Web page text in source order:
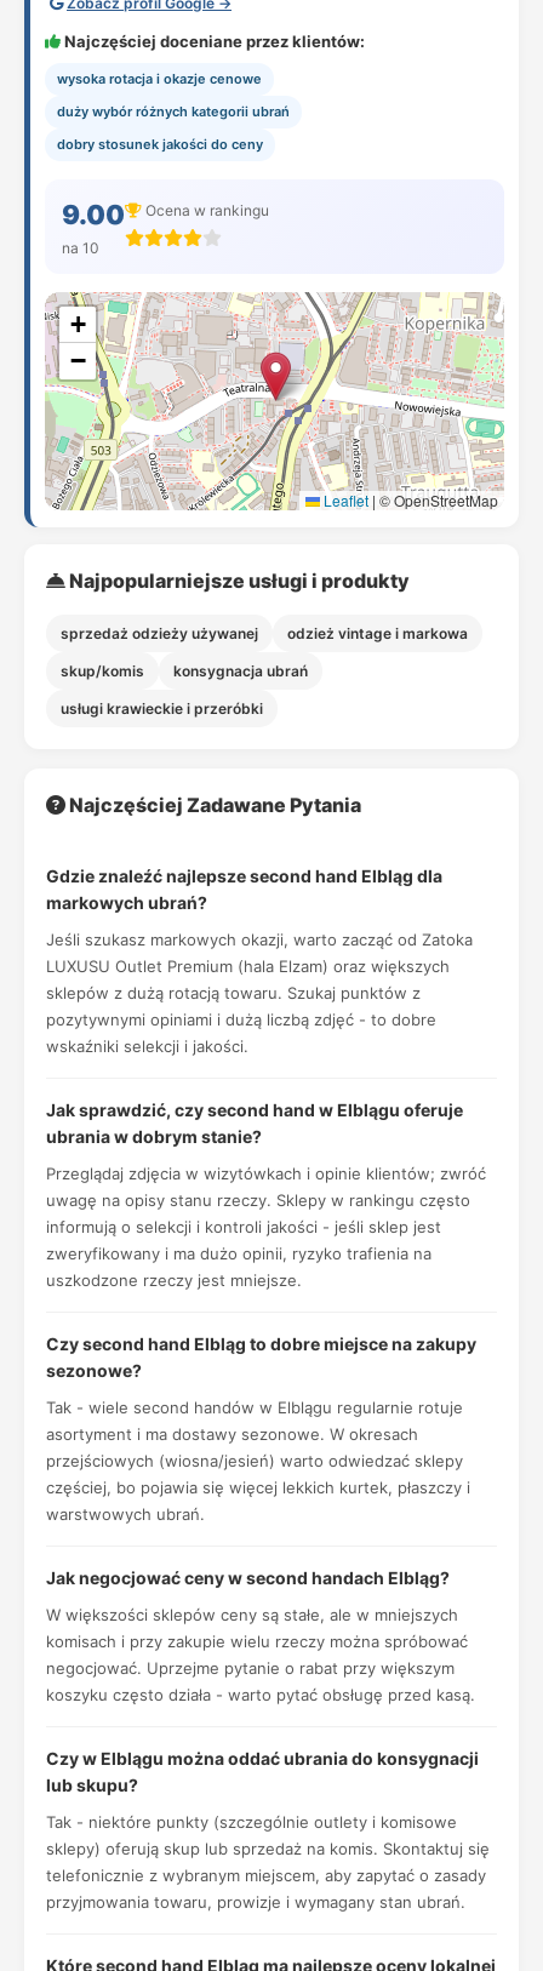
Najczęściej doceniane przez klientów:
wysoka rotacja i okazje cenowe
duży wybór różnych kategorii ubrań
dobry stosunek jakości do ceny
9.00
na 10
Ocena w rankingu
+
−
Leaflet | © OpenStreetMap
Najpopularniejsze usługi i produkty
sprzedaż odzieży używanej odzież vintage i markowa
skup/komis konsygnacja ubrań
usługi krawieckie i przeróbki
Najczęściej Zadawane Pytania
Gdzie znaleźć najlepsze second hand Elbląg dla
markowych ubrań?
Jeśli szukasz markowych okazji, warto zacząć od Zatoka
LUXUSU Outlet Premium (hala Elzam) oraz większych
sklepów z dużą rotacją towaru. Szukaj punktów z
pozytywnymi opiniami i dużą liczbą zdjęć - to dobre
wskaźniki selekcji i jakości.
Jak sprawdzić, czy second hand w Elblągu oferuje
ubrania w dobrym stanie?
Przeglądaj zdjęcia w wizytówkach i opinie klientów; zwróć
uwagę na opisy stanu rzeczy. Sklepy w rankingu często
informują o selekcji i kontroli jakości - jeśli sklep jest
zweryfikowany i ma dużo opinii, ryzyko trafienia na
uszkodzone rzeczy jest mniejsze.
Czy second hand Elbląg to dobre miejsce na zakupy
sezonowe?
Tak - wiele second handów w Elblągu regularnie rotuje
asortyment i ma dostawy sezonowe. W okresach
przejściowych (wiosna/jesień) warto odwiedzać sklepy
częściej, bo pojawia się więcej lekkich kurtek, płaszczy i
warstwowych ubrań.
Jak negocjować ceny w second handach Elbląg?
W większości sklepów ceny są stałe, ale w mniejszych
komisach i przy zakupie wielu rzeczy można spróbować
negocjować. Uprzejme pytanie o rabat przy większym
koszyku często działa - warto pytać obsługę przed kasą.
Czy w Elblągu można oddać ubrania do konsygnacji
lub skupu?
Tak - niektóre punkty (szczególnie outlety i komisowe
sklepy) oferują skup lub sprzedaż na komis. Skontaktuj się
telefonicznie z wybranym miejscem, aby zapytać o zasady
przyjmowania towaru, prowizje i wymagany stan ubrań.
Które second hand Elbląg ma najlepsze oceny lokalnej